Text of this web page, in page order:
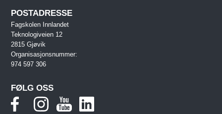
POSTADRESSE
Fagskolen Innlandet
Teknologiveien 12
2815 Gjøvik
Organisasjonsnummer:
974 597 306
FØLG OSS